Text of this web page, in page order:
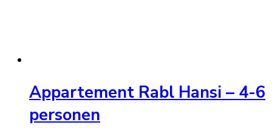
Appartement Rabl Hansi – 4-6
personen